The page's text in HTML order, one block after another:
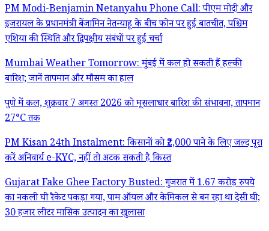
PM Modi-Benjamin Netanyahu Phone Call: पीएम मोदी और
इजरायल के प्रधानमंत्री बेंजामिन नेतन्याहू के बीच फोन पर हुई बातचीत, पश्चिम
एशिया की स्थिति और द्विपक्षीय संबंधों पर हुई चर्चा
Mumbai Weather Tomorrow: मुंबई में कल हो सकती हैं हल्की
बारिश; जानें तापमान और मौसम का हाल
पुणे में कल, शुक्रवार 7 अगस्त 2026 को मूसलाधार बारिश की संभावना, तापमान
27°C तक
PM Kisan 24th Instalment: किसानों को ₹2,000 पाने के लिए जल्द पूरा
करें अनिवार्य e-KYC, नहीं तो अटक सकती है किस्त
Gujarat Fake Ghee Factory Busted: गुजरात में 1.67 करोड़ रुपये
का नकली घी रैकेट पकड़ा गया, पाम ऑयल और केमिकल से बन रहा था देसी घी;
30 हजार लीटर मासिक उत्पादन का खुलासा